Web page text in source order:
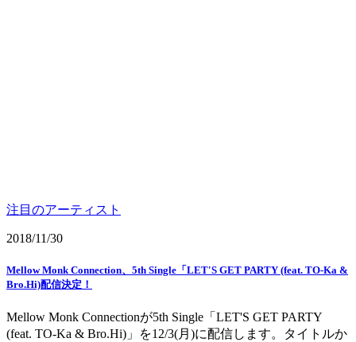
注目のアーティスト
2018/11/30
Mellow Monk Connection、5th Single「LET'S GET PARTY (feat. TO-Ka &
Bro.Hi)配信決定！
Mellow Monk Connectionが5th Single「LET'S GET PARTY
(feat. TO-Ka & Bro.Hi)」を12/3(月)に配信します。タイトルか